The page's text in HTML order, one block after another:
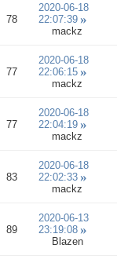
78
2020-06-18
22:07:39
mackz
77
2020-06-18
22:06:15
mackz
77
2020-06-18
22:04:19
mackz
83
2020-06-18
22:02:33
mackz
89
2020-06-13
23:19:08
Blazen